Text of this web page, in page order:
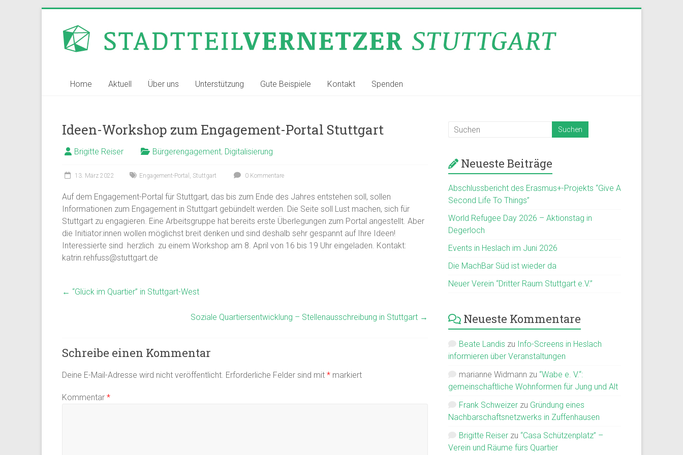
springenStadtteilvernetzer
Stuttgart
Home Aktuell Über uns Unterstützung Gute Beispiele Kontakt Spenden
Ideen-Workshop zum Engagement-Portal Stuttgart
Brigitte Reiser Bürgerengagement, Digitalisierung
13. März 2022 Engagement-Portal , Stuttgart 0 Kommentare
Auf dem Engagement-Portal für Stuttgart, das bis zum Ende des Jahres entstehen soll, sollen
Informationen zum Engagement in Stuttgart gebündelt werden. Die Seite soll Lust machen, sich für
Stuttgart zu engagieren. Eine Arbeitsgruppe hat bereits erste Überlegungen zum Portal angestellt. Aber
die Initiator:innen wollen möglichst breit denken und sind deshalb sehr gespannt auf Ihre Ideen!
Interessierte sind herzlich zu einem Workshop am 8. April von 16 bis 19 Uhr eingeladen. Kontakt:
katrin.rehfuss@stuttgart.de
← “Glück im Quartier” in Stuttgart-West
Soziale Quartiersentwicklung – Stellenausschreibung in Stuttgart →
Schreibe einen Kommentar
Deine E-Mail-Adresse wird nicht veröffentlicht. Erforderliche Felder sind mit * markiert
Kommentar *
Neueste Beiträge
Abschlussbericht des Erasmus+-Projekts “Give A
Second Life To Things”
World Refugee Day 2026 – Aktionstag in
Degerloch
Events in Heslach im Juni 2026
Die MachBar Süd ist wieder da
Neuer Verein “Dritter Raum Stuttgart e.V.”
Neueste Kommentare
Beate Landis zu Info-Screens in Heslach
informieren über Veranstaltungen
marianne Widmann zu “Wabe e. V.“:
gemeinschaftliche Wohnformen für Jung und Alt
Frank Schweizer zu Gründung eines
Nachbarschaftsnetzwerks in Zuffenhausen
Brigitte Reiser zu “Casa Schützenplatz” –
Verein und Räume fürs Quartier